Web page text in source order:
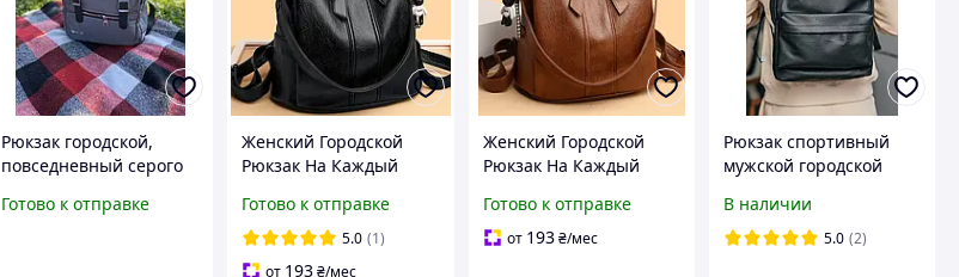
Рюкзак городской,
повседневный серого
рюкзак га каждый день
Готово к отправке
Женский Городской
Рюкзак На Каждый
Рюкзачок Для Девочек
Черный С Бантиком.
Adore Жіночий
Готово к отправке
5.0 (1)
от 193₴/мес
Женский Городской
Рюкзак На Каждый
Рюкзачок Для Девочек.
Toywo Жіночий
Готово к отправке
от 193 ₴/мес
Рюкзак спортивный
мужской городской
вместительный рюкзак
на каждый день
В наличии
5.0 (2)